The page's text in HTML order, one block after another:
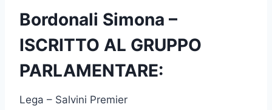
Bordonali Simona –
ISCRITTO AL GRUPPO
PARLAMENTARE:
Lega – Salvini Premier